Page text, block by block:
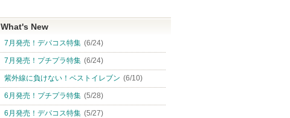
What's New
7月発売！デパコス特集 (6/24)
7月発売！プチプラ特集 (6/24)
紫外線に負けない！ベストイレブン (6/10)
6月発売！プチプラ特集 (5/28)
6月発売！デパコス特集 (5/27)